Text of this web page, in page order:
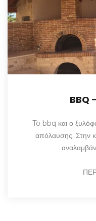
BBQ
To bbq και ο
απόλαυσης. Στην